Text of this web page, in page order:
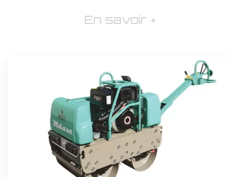
En savoir +